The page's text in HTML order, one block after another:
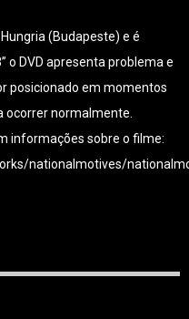
(Budapeste) e é
o DVD apresenta problema e
posicionado em momentos
ocorrer normalmente.
informações sobre o filme:
nationalmotives/